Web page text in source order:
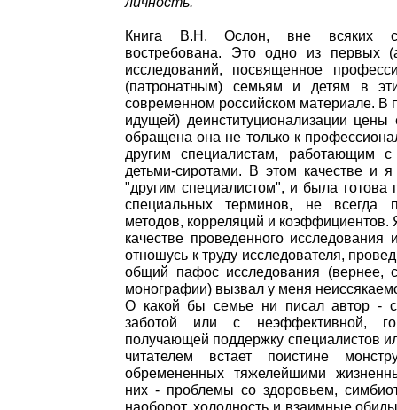
Книга В.Н. Ослон, вне всяких
востребована. Это одно из первых
исследований, посвященное
(патронатным) семьям и детям в
современном российском материале. В
идущей) деинституционализации
обращена она не только к
другим специалистам, работающим
детьми-сиротами. В этом качестве и
"другим специалистом", и была готова
специальных терминов, не всегда
методов, корреляций и коэффициентов.
качестве проведенного
отношусь к труду исследователя,
общий пафос исследования (вернее,
монографии) вызвал у меня
О какой бы семье ни писал автор -
заботой или с неэффективной,
получающей поддержку специалистов
читателем встает поистине
обремененных тяжелейшими
них - проблемы со здоровьем,
наоборот, холодность и взаимные